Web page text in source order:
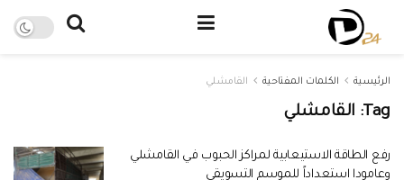
الرئيسية الكلمات المفتاحية القامشلي
Tag: القامشلي
رفع الطاقة الاستيعابية لمراكز الحبوب في القامشلي
وعامودا استعداداً للموسم التسويقي